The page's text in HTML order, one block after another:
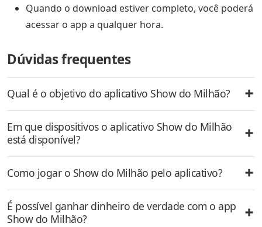
Quando o download estiver completo, você poderá
acessar o app a qualquer hora.
Dúvidas frequentes
Qual é o objetivo do aplicativo Show do Milhão?
Em que dispositivos o aplicativo Show do Milhão
está disponível?
Como jogar o Show do Milhão pelo aplicativo?
É possível ganhar dinheiro de verdade com o app
Show do Milhão?